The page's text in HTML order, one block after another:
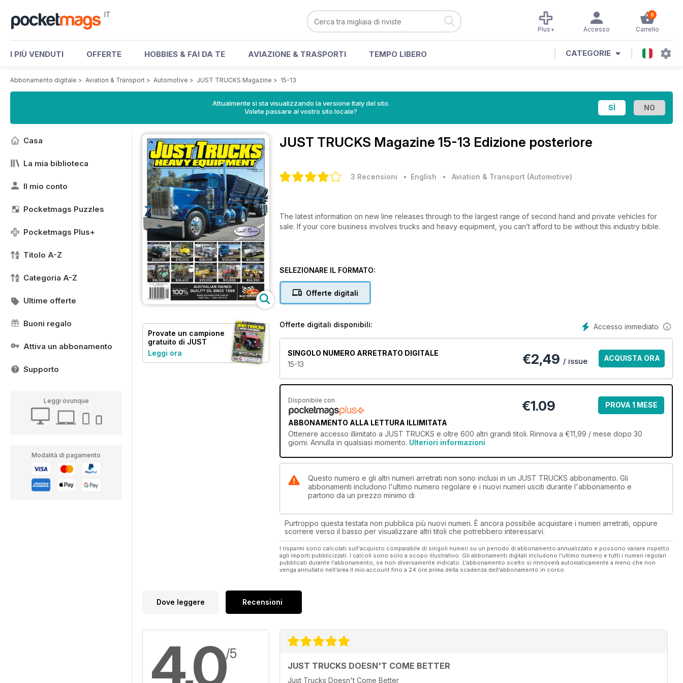
IT 0
Carrello
Accesso
Plus+
I PIÙ VENDUTI OFFERTE HOBBIES & FAI DA TE AVIAZIONE & TRASPORTI TEMPO LIBERO CATEGORIE
Abbonamento digitale > Aviation & Transport > Automotive > JUST TRUCKS Magazine > 15-13
Attualmente si sta visualizzando la versione Italy del sito.
Volete passare al vostro sito locale?
Casa
La mia biblioteca
Il mio conto
Pocketmags Puzzles
Pocketmags Plus+
Titolo A-Z
Categoria A-Z
Ultime offerte
Buoni regalo
Attiva un abbonamento
Supporto
Leggi ovunque
Modalità di pagamento
Provate un campione
gratuito di JUST
TRUCKS
Leggi ora
JUST TRUCKS Magazine 15-13 Edizione posteriore
3 Recensioni • English • Aviation & Transport (Automotive)
The latest information on new line releases through to the largest range of second hand and private vehicles for
sale. If your core business involves trucks and heavy equipment, you can’t afford to be without this industry bible.
SELEZIONARE IL FORMATO:
Offerte digitali
Accesso immediato
Offerte digitali disponibili:
SINGOLO NUMERO ARRETRATO DIGITALE
15-13
€2,49 / issue ACQUISTA ORA
Disponibile con
ABBONAMENTO ALLA LETTURA ILLIMITATA
€1.09 PROVA 1 MESE
Ottenere accesso illimitato a JUST TRUCKS e oltre 600 altri grandi titoli. Rinnova a €11,99 / mese dopo 30
giorni. Annulla in qualsiasi momento. Ulteriori informazioni
Questo numero e gli altri numeri arretrati non sono inclusi in un JUST TRUCKS abbonamento. Gli
abbonamenti includono l'ultimo numero regolare e i nuovi numeri usciti durante l'abbonamento e
partono da un prezzo minimo di
Purtroppo questa testata non pubblica più nuovi numeri. È ancora possibile acquistare i numeri arretrati, oppure
scorrere verso il basso per visualizzare altri titoli che potrebbero interessarvi.
I risparmi sono calcolati sull'acquisto comparabile di singoli numeri su un periodo di abbonamento annualizzato e possono variare rispetto
agli importi pubblicizzati. I calcoli sono solo a scopo illustrativo. Gli abbonamenti digitali includono l'ultimo numero e tutti i numeri regolari
pubblicati durante l'abbonamento, se non diversamente indicato. L'abbonamento scelto si rinnoverà automaticamente a meno che non
venga annullato nell'area Il mio account fino a 24 ore prima della scadenza dell'abbonamento in corso.
Dove leggere Recensioni
4,0/5
JUST TRUCKS DOESN'T COME BETTER
Just Trucks Doesn't Come Better